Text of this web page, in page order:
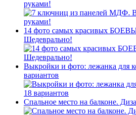
руками!
14 фото самых красивых
Шедеврально!
Выкройки и фото: лежанка для
вариантов
Спальное место на балконе.